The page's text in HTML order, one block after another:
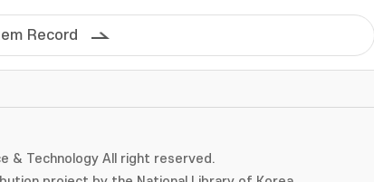
Record
& Technology All right reserved.